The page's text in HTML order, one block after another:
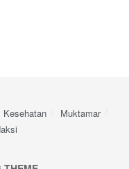
Kesehatan
Muktamar